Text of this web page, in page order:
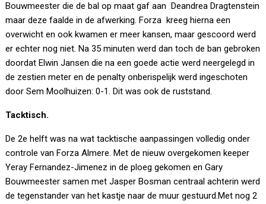
Bouwmeester die de bal op maat gaf aan Deandrea Dragtenstein
maar deze faalde in de afwerking. Forza kreeg hierna een
overwicht en ook kwamen er meer kansen, maar gescoord werd
er echter nog niet. Na 35 minuten werd dan toch de ban gebroken
doordat Elwin Jansen die na een goede actie werd neergelegd in
de zestien meter en de penalty onberispelijk werd ingeschoten
door Sem Moolhuizen: 0-1. Dit was ook de ruststand.
Tacktisch.
De 2e helft was na wat tacktische aanpassingen volledig onder
controle van Forza Almere. Met de nieuw overgekomen keeper
Yeray Fernandez-Jimenez in de ploeg gekomen en Gary
Bouwmeester samen met Jasper Bosman centraal achterin werd
de tegenstander van het kastje naar de muur gestuurd.Met nog 2